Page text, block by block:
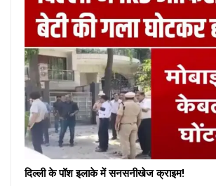
दिल्ली के पॉश इलाके में सनसनीखेज क्राइम!